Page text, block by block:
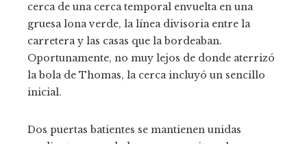
cerca de una cerca temporal envuelta en una
gruesa lona verde, la línea divisoria entre la
carretera y las casas que la bordeaban.
Oportunamente, no muy lejos de donde aterrizó
la bola de Thomas, la cerca incluyó un sencillo
inicial.
Dos puertas batientes se mantienen unidas